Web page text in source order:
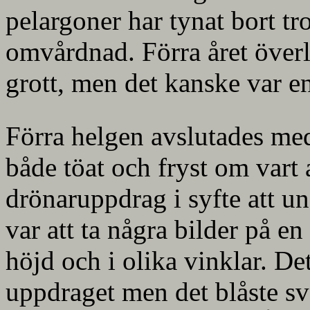
pelargoner har tynat bort
omvårdnad. Förra året
grott, men det kanske var
Förra helgen avslutades
både töat och fryst om
drönaruppdrag i syfte att
var att ta några bilder på
höjd och i olika vinklar.
uppdraget men det blåste